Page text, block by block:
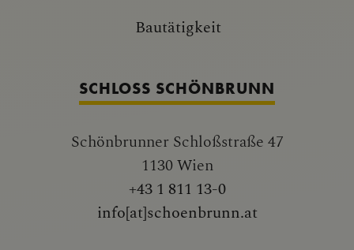
Bautätigkeit
SCHLOSS SCHÖNBRUNN
Schönbrunner Schloßstraße 47
1130 Wien
+43 1 811 13-0
info[at]schoenbrunn.at